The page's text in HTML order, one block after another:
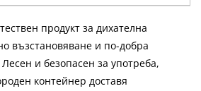
продукт за дихателна
възстановяване и по-добра
и безопасен за употреба,
контейнер доставя